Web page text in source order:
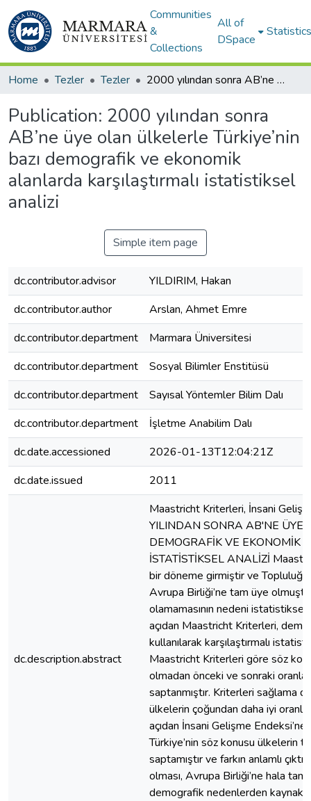
Communities
&
Collections
All of
DSpace
Statistics
Home Tezler Tezler 2000 yılından sonra AB’ne üye olan ülkelerle Türkiye’nin bazı demografik ve ekonomik alanlarda karşılaştırmalı istatistiksel analizi
Publication: 2000 yılından sonra
AB’ne üye olan ülkelerle Türkiye’nin
bazı demografik ve ekonomik
alanlarda karşılaştırmalı istatistiksel
analizi
Simple item page
dc.contributor.advisor
YILDIRIM, Hakan
dc.contributor.author
Arslan, Ahmet Emre
dc.contributor.department
Marmara Üniversitesi
dc.contributor.department
Sosyal Bilimler Enstitüsü
dc.contributor.department
Sayısal Yöntemler Bilim Dalı
dc.contributor.department
İşletme Anabilim Dalı
dc.date.accessioned
2026-01-13T12:04:21Z
dc.date.issued
2011
dc.description.abstract
Maastricht Kriterleri, İnsani
YILINDAN SONRA AB'NE ÜYE
DEMOGRAFİK VE EKONOMİK
İSTATİSTİKSEL ANALİZİ
bir döneme girmiştir ve
Avrupa Birliği’ne tam üye
olamamasının nedeni
açıdan Maastricht Kriterleri,
kullanılarak karşılaştırmalı
Maastricht Kriterleri göre söz
olmadan önceki ve sonraki
saptanmıştır. Kriterleri sağlama
ülkelerin çoğundan daha iyi
açıdan İnsani Gelişme
Türkiye’nin söz konusu ülkelerin
saptamıştır ve farkın anlamlı
olması, Avrupa Birliği’ne hala
demografik nedenlerden